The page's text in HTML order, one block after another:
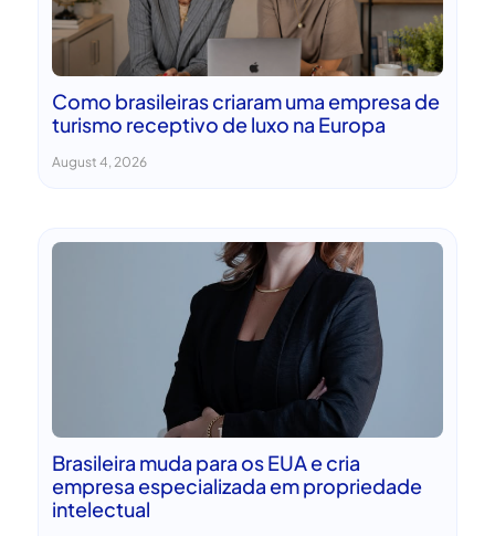
Como brasileiras criaram uma empresa de
turismo receptivo de luxo na Europa
August 4, 2026
Brasileira muda para os EUA e cria
empresa especializada em propriedade
intelectual